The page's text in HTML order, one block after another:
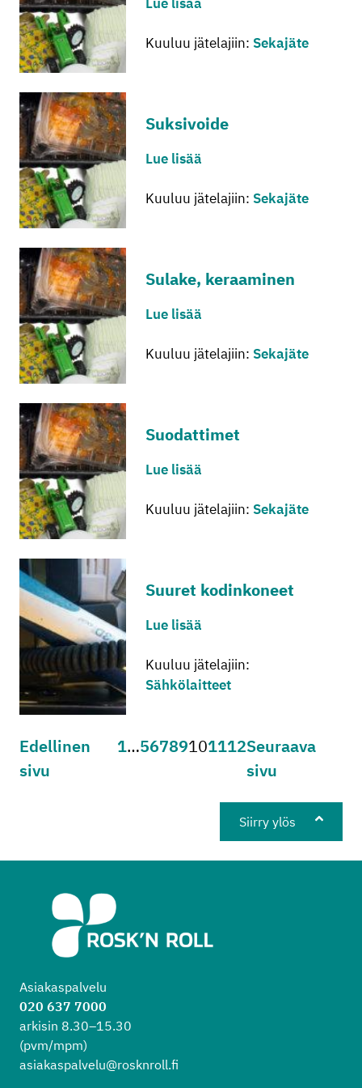
Kuuluu jätelajiin: Sekajäte
Suk­si­voi­de
Lue lisää
Kuuluu jätelajiin: Sekajäte
Su­la­ke, ke­raa­mi­nen
Lue lisää
Kuuluu jätelajiin: Sekajäte
Suo­dat­ti­met
Lue lisää
Kuuluu jätelajiin: Sekajäte
Suu­ret ko­din­ko­neet
Lue lisää
Kuuluu jätelajiin:
Sähkölaitteet
Artikkelien sivutus
Edellinen
sivu
Sivu
1…Sivu
5Sivu
6Sivu
7Sivu
8Sivu
9Sivu
10Sivu
11Sivu
12Seuraava
sivu
Siirry ylös
Asiakaspalvelu
020 637 7000
arkisin 8.30–15.30
(pvm/mpm)
asiakaspalvelu@rosknroll.fi